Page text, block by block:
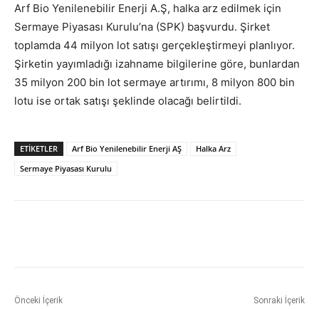
Arf Bio Yenilenebilir Enerji A.Ş, halka arz edilmek için
Sermaye Piyasası Kurulu’na (SPK) başvurdu. Şirket
toplamda 44 milyon lot satışı gerçekleştirmeyi planlıyor.
Şirketin yayımladığı izahname bilgilerine göre, bunlardan
35 milyon 200 bin lot sermaye artırımı, 8 milyon 800 bin
lotu ise ortak satışı şeklinde olacağı belirtildi.
ETİKETLER Arf Bio Yenilenebilir Enerji AŞ
Halka Arz
Sermaye Piyasası Kurulu
Önceki İçerik Sonraki İçerik